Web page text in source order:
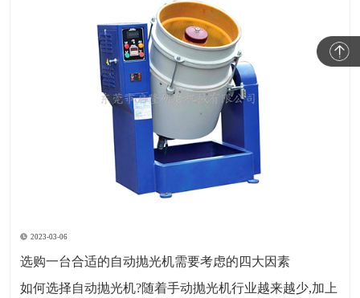
2023-03-06
选购一台合适的自动抛光机需要考虑的四大因素
如何选择自动抛光机?随着手动抛光机行业越来越少,加上